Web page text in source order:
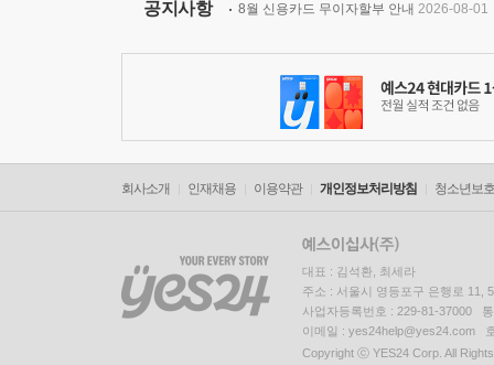
공지사항 8월 신용카드 무이자할부 안내 2026-08-01
회사소개 인재채용 이용약관 개인정보처리방침 청소년보
대표 : 김석환, 최세라
주소 : 서울시 영등포구 은행로 11,
사업자등록번호 : 229-81-37000
이메일 : yes24help@yes24.com
Copyright ⓒ YES24 Corp. All